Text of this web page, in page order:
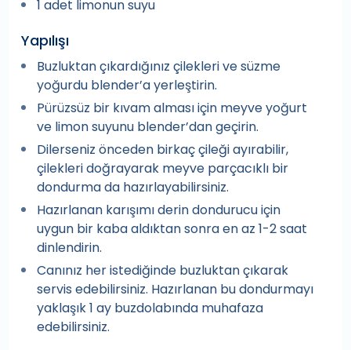
1 adet limonun suyu
Yapılışı
Buzluktan çıkardığınız çilekleri ve süzme
yoğurdu blender’a yerleştirin.
Pürüzsüz bir kıvam alması için meyve yoğurt
ve limon suyunu blender’dan geçirin.
Dilerseniz önceden birkaç çileği ayırabilir,
çilekleri doğrayarak meyve parçacıklı bir
dondurma da hazırlayabilirsiniz.
Hazırlanan karışımı derin dondurucu için
uygun bir kaba aldıktan sonra en az 1-2 saat
dinlendirin.
Canınız her istediğinde buzluktan çıkarak
servis edebilirsiniz. Hazırlanan bu dondurmayı
yaklaşık 1 ay buzdolabında muhafaza
edebilirsiniz.